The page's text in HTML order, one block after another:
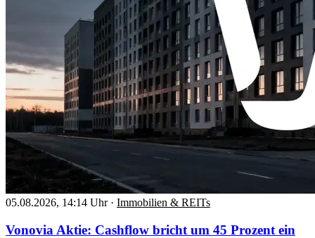
05.08.2026, 14:14 Uhr · Immobilien & REITs
Vonovia Aktie: Cashflow bricht um 45 Prozent ein